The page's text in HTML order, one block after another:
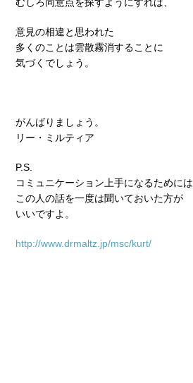
意見の相違と思われた
多くのことは雲散霧消することに
気づくでしょう。
がんばりましょう。
リー・ミルティア
P.S.
コミュニケーション上手になるためには
この人の話を一度は聞いておいた方が
いいですよ。
http://www.drmaltz.jp/msc/kurt/